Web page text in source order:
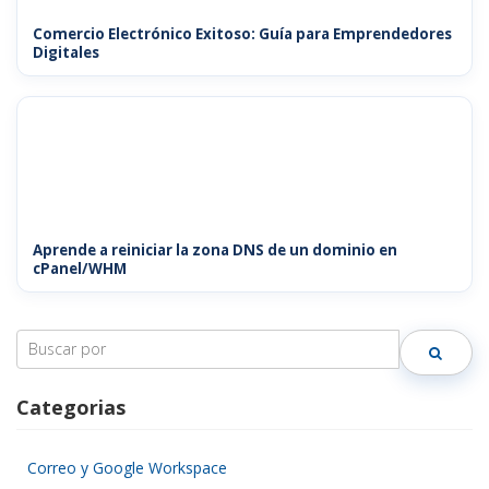
Comercio Electrónico Exitoso: Guía para Emprendedores
Digitales
Aprende a reiniciar la zona DNS de un dominio en
cPanel/WHM
Search
for:
Categorias
Correo y Google Workspace